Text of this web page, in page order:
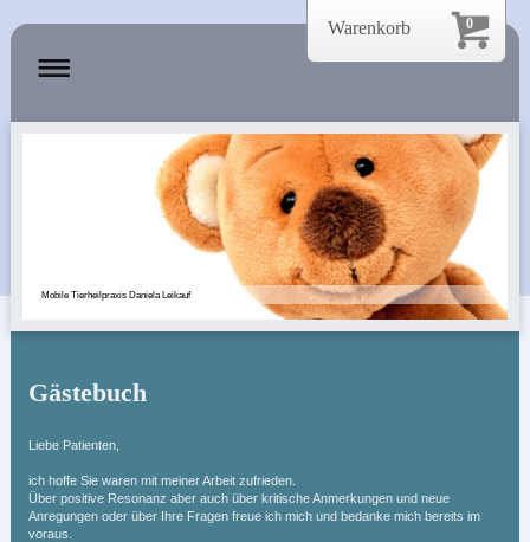
Mobile Tierheilpraxis Daniela Leikauf
Gästebuch
Liebe Patienten,
ich hoffe Sie waren mit meiner Arbeit zufrieden.
Über positive Resonanz aber auch über kritische Anmerkungen und neue
Anregungen oder über Ihre Fragen freue ich mich und bedanke mich bereits im
voraus.
0
Warenkorb